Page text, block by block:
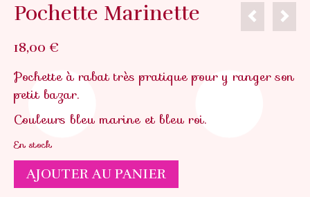
Pochette Marinette
18,00 €
Pochette à rabat très pratique pour y ranger son
petit bazar.
Couleurs bleu marine et bleu roi.
En stock
quantité
de
AJOUTER AU PANIER